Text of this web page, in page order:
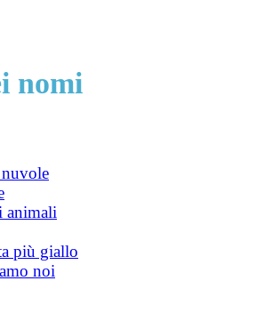
nomi
animali
più giallo
noi